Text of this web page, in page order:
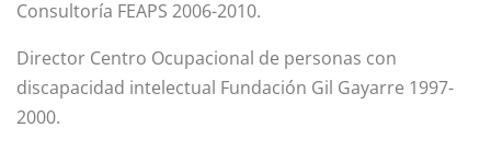
Consultoría FEAPS 2006-2010.
Director Centro Ocupacional de personas con
discapacidad intelectual Fundación Gil Gayarre 1997-
2000.